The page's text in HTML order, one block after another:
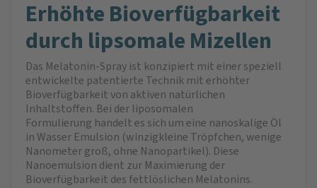
Erhöhte Bioverfügbarkeit
durch lipsomale Mizellen
Das Melatonin-Spray ist konzipiert mit einer speziell
entwickelte patentierte Technik mit erhöhter
Bioverfügbarkeit von aktiven natürlichen
Inhaltstoffen. Bei der liposomalen
Formulierung handelt es sich um eine nanoskalige Öl
in Wasser Emulsion (winzigkleine Tröpfchen, wenige
Nanometer groß, ohne Nanopartikel). Diese
Nanoemulsion dient zur Maximierung der
Bioverfügbarkeit des fettlöslichen Melatonins.